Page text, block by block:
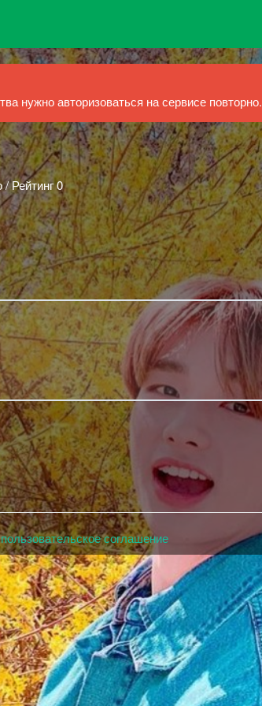
нужно авторизоваться на сервисе повторно.
Рейтинг 0
пользовательское соглашение